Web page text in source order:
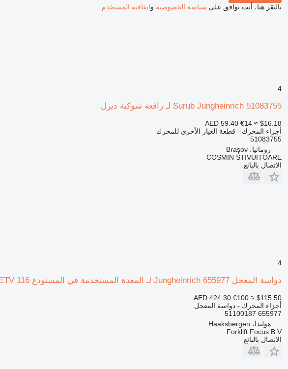
بالنقر هنا، أنت توافق على سياسة الخصوصية واتفاقية المستخدم
4
Surub Jungheinrich 51083755 لـ رافعة شوكية ديزل
AED 59.40 €14 ≈ $16.18
أجزاء المحرك - قطعة الغيار الأخرى للمحرك
51083755
رومانيا، Braşov
COSMIN STIVUITOARE
الاتصال بالبائع
4
دواسة المعجل Jungheinrich 655977 لـ المعدة المستخدمة في المستودع Jungheinrich ETV 116
AED 424.30 €100 ≈ $115.50
أجزاء المحرك - دواسة المعجل
655977 51100187
هولندا، Haaksbergen
Forklift Focus B.V.
الاتصال بالبائع